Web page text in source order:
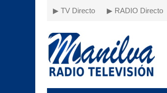
▶ TV Directo ▶ RADIO Directo